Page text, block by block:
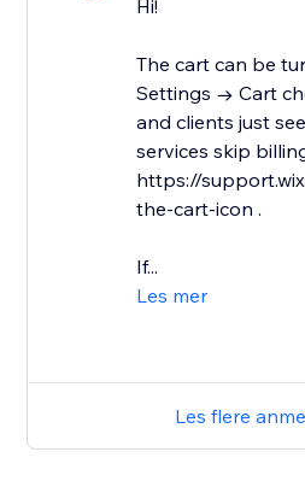
Hi!
The cart can be
Settings → Cart
and clients just
services skip
https://
the-cart-icon .
If...
Les mer
Les flere